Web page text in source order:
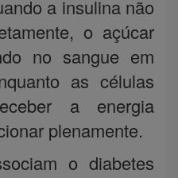
a insulina não
o açúcar
no sangue em
as células
a energia
plenamente.
o diabetes